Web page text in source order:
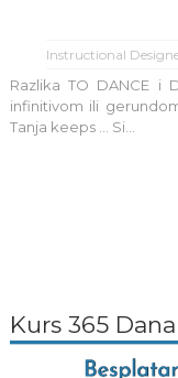
Instructional
Razlika TO DANCE i
infinitivom ili
Tanja keeps ... Si...
Kurs 365